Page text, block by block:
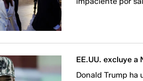
EE.UU. excluye a
Donald Trump ha